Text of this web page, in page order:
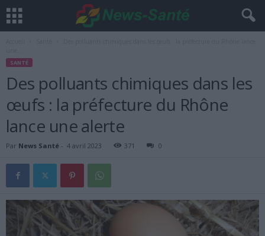
SANTÉ
Des polluants chimiques dans les
œufs : la préfecture du Rhône
lance une alerte
Par News Santé - 4 avril 2023 371 0